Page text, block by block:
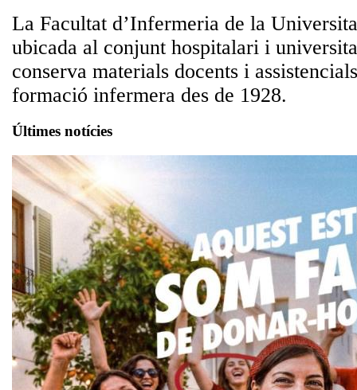
La Facultat d’Infermeria de la
ubicada al conjunt hospitalari i
conserva materials docents i
formació infermera des de 1928.
Últimes notícies